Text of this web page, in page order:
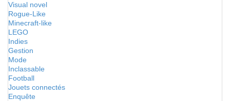
Visual novel
Rogue-Like
Minecraft-like
LEGO
Indies
Gestion
Mode
Inclassable
Football
Jouets connectés
Enquête